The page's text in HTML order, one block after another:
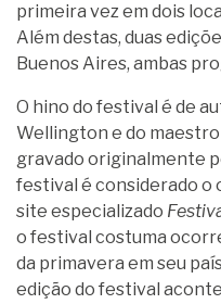
primeira vez em dois
Além destas, duas
Buenos Aires, ambas
O hino do festival é de
Wellington e do
gravado originalmente
festival é considerado o
site especializado
o festival costuma
da primavera em seu
edição do festival